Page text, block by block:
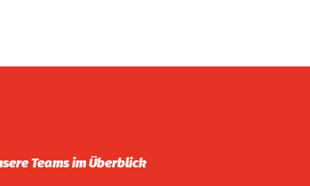
Teams im Überblick